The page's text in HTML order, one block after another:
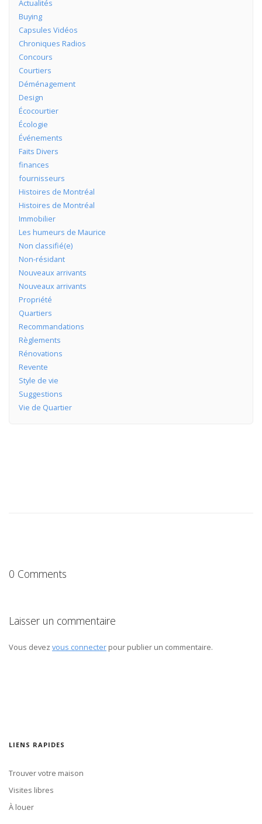
Actualités
Buying
Capsules Vidéos
Chroniques Radios
Concours
Courtiers
Déménagement
Design
Écocourtier
Écologie
Événements
Faits Divers
finances
fournisseurs
Histoires de Montréal
Histoires de Montréal
Immobilier
Les humeurs de Maurice
Non classifié(e)
Non-résidant
Nouveaux arrivants
Nouveaux arrivants
Propriété
Quartiers
Recommandations
Règlements
Rénovations
Revente
Style de vie
Suggestions
Vie de Quartier
0 Comments
Laisser un commentaire
Vous devez vous connecter pour publier un commentaire.
LIENS RAPIDES
Trouver votre maison
Visites libres
À louer